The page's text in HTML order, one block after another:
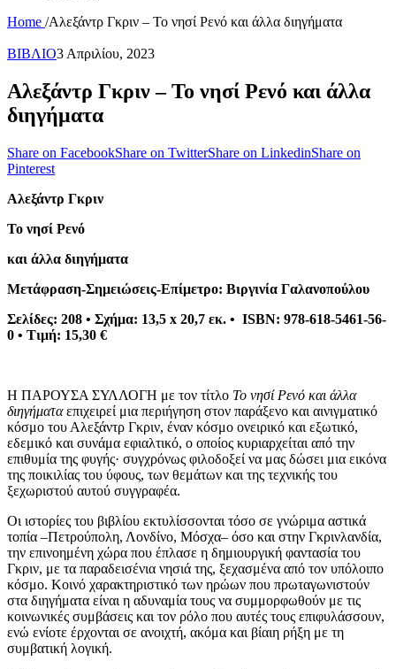
Home /Αλεξάντρ Γκριν – Το νησί Ρενό και άλλα διηγήματα
ΒΙΒΛΙΟ3 Απριλίου, 2023
Αλεξάντρ Γκριν – Το νησί Ρενό και άλλα
διηγήματα
Share on FacebookShare on TwitterShare on LinkedinShare on
Pinterest
Αλεξάντρ Γκριν
Το νησί Ρενό
και άλλα διηγήματα
Μετάφραση-Σημειώσεις-Επίμετρο: Βιργινία Γαλανοπούλου
Σελίδες: 208 • Σχήμα: 13,5 x 20,7 εκ. • ISBN: 978-618-5461-56-
0 • Τιμή: 15,30 €
Η ΠΑΡΟΥΣΑ ΣΥΛΛΟΓΗ με τον τίτλο Το νησί Ρενό και άλλα
διηγήματαεπιχειρεί μια περιήγηση στον παράξενο και αινιγματικό
κόσμο του Αλεξάντρ Γκριν, έναν κόσμο ονειρικό και εξωτικό,
εδεμικό και συνάμα εφιαλτικό, ο οποίος κυριαρχείται από την
επιθυμία της φυγής· συγχρόνως φιλοδοξεί να μας δώσει μια εικόνα
της ποικιλίας του ύφους, των θεμάτων και της τεχνικής του
ξεχωριστού αυτού συγγραφέα.
Οι ιστορίες του βιβλίου εκτυλίσσονται τόσο σε γνώριμα αστικά
τοπία –Πετρούπολη, Λονδίνο, Μόσχα– όσο και στην Γκρινλανδία,
την επινοημένη χώρα που έπλασε η δημιουργική φαντασία του
Γκριν, με τα παραδεισένια νησιά της, ξεχασμένα από τον υπόλοιπο
κόσμο. Κοινό χαρακτηριστικό των ηρώων που πρωταγωνιστούν
στα διηγήματα είναι η αδυναμία τους να συμμορφωθούν με τις
κοινωνικές συμβάσεις και τον ρόλο που αυτές τους επιφυλάσσουν,
ενώ ενίοτε έρχονται σε ανοιχτή, ακόμα και βίαιη ρήξη με τη
συμβατική λογική.